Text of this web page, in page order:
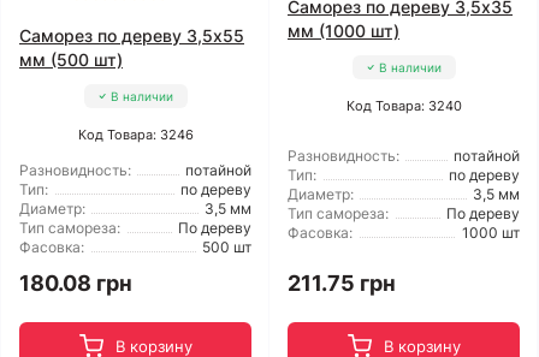
Саморез по дереву 3,5x55
мм (500 шт)
В наличии
Код Товара: 3246
Разновидность:
потайной
Тип:
по дереву
Диаметр:
3,5 мм
Тип самореза:
По дереву
Фасовка:
500 шт
180.08 грн
В корзину
Саморез по дереву 3,5x35
мм (1000 шт)
В наличии
Код Товара: 3240
Разновидность:
потайной
Тип:
по дереву
Диаметр:
3,5 мм
Тип самореза:
По дереву
Фасовка:
1000 шт
211.75 грн
В корзину